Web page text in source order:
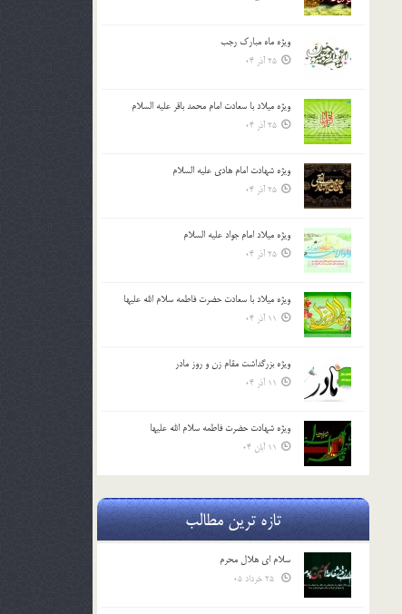
ویژه ماه مبارک رجب
25 آذر 04
ویژه میلاد با سعادت امام محمد باقر علیه السلام
25 آذر 04
ویژه شهادت امام هادی علیه السلام
25 آذر 04
ویژه میلاد امام جواد علیه السلام
25 آذر 04
ویژه میلاد با سعادت حضرت فاطمه سلام الله علیها
11 آذر 04
ویژه بزرگداشت مقام زن و روز مادر
11 آذر 04
ویژه شهادت حضرت فاطمه سلام الله علیها
11 آبان 04
تازه ترین مطالب
سلام ای هلال محرم